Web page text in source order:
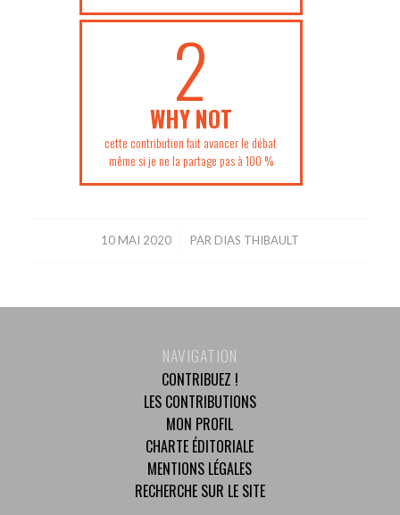
2
WHY NOT
cette contribution fait avancer le débat
même si je ne la partage pas à 100 %
10 MAI 2020
/ PAR DIAS THIBAULT
NAVIGATION
CONTRIBUEZ !
LES CONTRIBUTIONS
MON PROFIL
CHARTE ÉDITORIALE
MENTIONS LÉGALES
RECHERCHE SUR LE SITE